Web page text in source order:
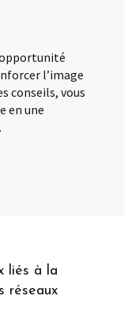
l’image
conseils, vous
en une
liés à la
réseaux